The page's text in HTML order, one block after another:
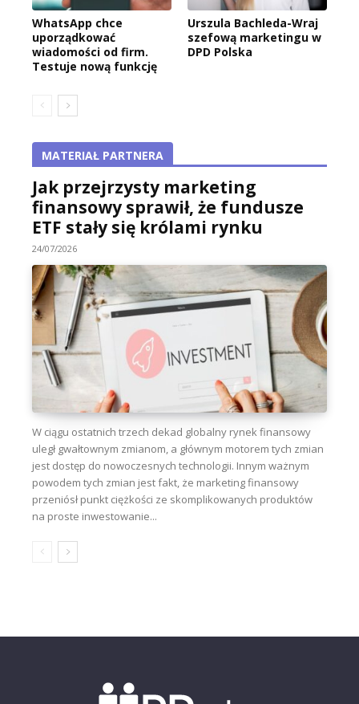
WhatsApp chce
uporządkować
wiadomości od firm.
Testuje nową funkcję
Urszula Bachleda-Wraj
szefową marketingu w
DPD Polska
MATERIAŁ PARTNERA
Jak przejrzysty marketing
finansowy sprawił, że fundusze
ETF stały się królami rynku
24/07/2026
W ciągu ostatnich trzech dekad globalny rynek finansowy
uległ gwałtownym zmianom, a głównym motorem tych zmian
jest dostęp do nowoczesnych technologii. Innym ważnym
powodem tych zmian jest fakt, że marketing finansowy
przeniósł punkt ciężkości ze skomplikowanych produktów
na proste inwestowanie...